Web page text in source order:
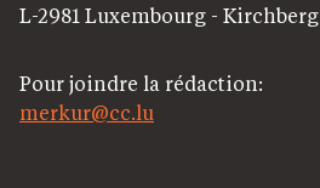
L-2981 Luxembourg - Kirchberg
Pour joindre la rédaction:
merkur@cc.lu